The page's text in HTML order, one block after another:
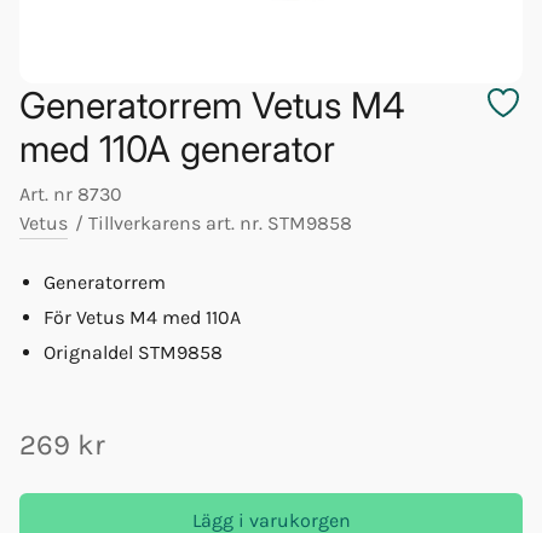
Generatorrem Vetus M4
med 110A generator
Art. nr 8730
Vetus / Tillverkarens art. nr. STM9858
Generatorrem
För Vetus M4 med 110A
Orignaldel STM9858
269 kr
Lägg i varukorgen